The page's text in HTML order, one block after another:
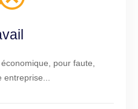
pour faute,